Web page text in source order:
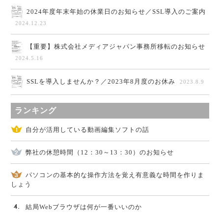
2024年度年末年始の休業日のお知らせ／SSL導入のご案内
2024.12.23
【重要】株式会社メディアジャパン事務所移転のお知らせ
2024.5.16
SSLを導入しませんか？／2023年8月度のお休み 2023.8.9
ランキング
自分が活用している動画編集ソフトの話
弊社の休憩時間（12：30～13：30）のお知らせ
パソコンの基本的な操作方法を覚え有意義な時間を作りま
しょう
結局Webブラウザは何が一番いいのか